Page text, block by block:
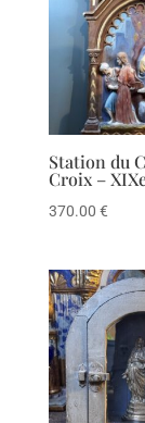
Station du
Croix –
370.00 €